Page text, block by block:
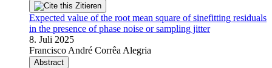
Zitieren
Expected value of the root mean square of sinefitting residuals
in the presence of phase noise or sampling jitter
8. Juli 2025
Francisco André Corrêa Alegria
Abstract